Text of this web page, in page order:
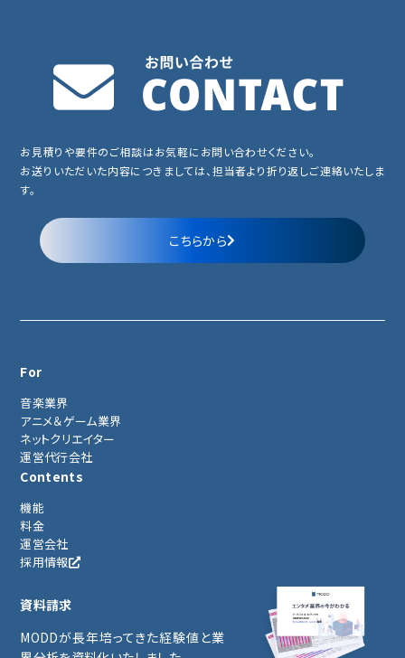
お見積りや要件のご相談はお気軽にお問い合わせください。
お送りいただいた内容につきましては、担当者より折り返しご連絡いたしま
す。
こちらから
For
音楽業界
アニメ＆ゲーム業界
ネットクリエイター
運営代行会社
Contents
機能
料金
運営会社
採用情報
資料請求
MODDが長年培ってきた経験値と業